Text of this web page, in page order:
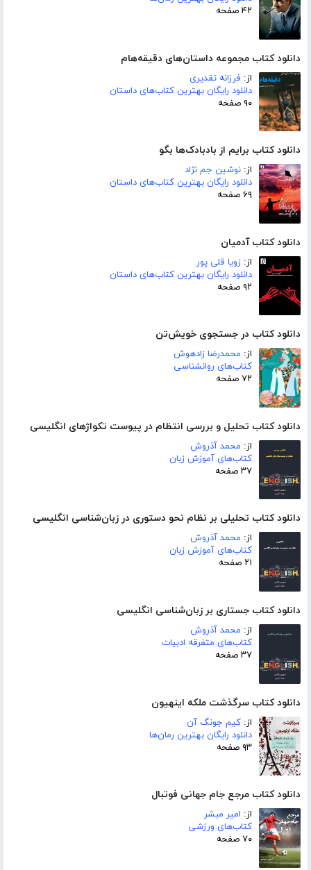
۴۲ صفحه
دانلود کتاب مجموعه داستان‌های دقیقه‌هام
از: فرزانه تقدیری
دانلود رایگان بهترین کتاب‌های داستان
۹۰ صفحه
دانلود کتاب برایم از بادبادک‌ها بگو
از: نوشین جم نژاد
دانلود رایگان بهترین کتاب‌های داستان
۶۹ صفحه
دانلود کتاب آدمیان
از: زویا قلی پور
دانلود رایگان بهترین کتاب‌های داستان
۹۲ صفحه
دانلود کتاب در جستجوی خویش‌تن
از: محمدرضا زادهوش
کتاب‌های روانشناسی
۷۲ صفحه
دانلود کتاب تحلیل و بررسی انتظام در پیوست تکواژهای انگلیسی
از: محمد آذروش
کتاب‌های آموزش زبان
۳۷ صفحه
دانلود کتاب تحلیلی بر نظام نحو دستوری در زبان‌شناسی انگلیسی
از: محمد آذروش
کتاب‌های آموزش زبان
۲۱ صفحه
دانلود کتاب جستاری بر زبان‌شناسی انگلیسی
از: محمد آذروش
کتاب‌های متفرقه ادبیات
۳۷ صفحه
دانلود کتاب سرگذشت ملکه اینهیون
از: کیم جونگ آن
دانلود رایگان بهترین رمان‌ها
۹۳ صفحه
دانلود کتاب مرجع جام جهانی فوتبال
از: امیر مبشر
کتاب‌های ورزشی
۷۰ صفحه